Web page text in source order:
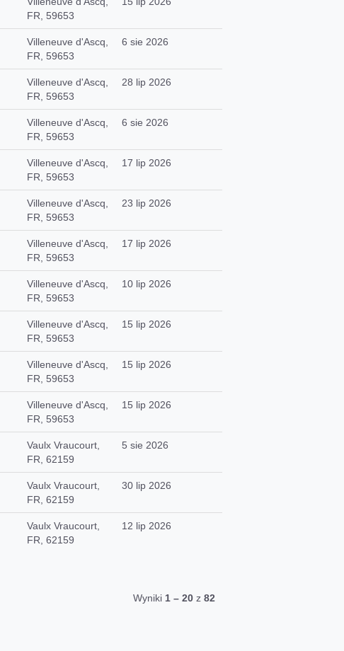
FR, 59653
Villeneuve d'Ascq,
FR, 59653
6 sie 2026
Villeneuve d'Ascq,
FR, 59653
28 lip 2026
Villeneuve d'Ascq,
FR, 59653
6 sie 2026
Villeneuve d'Ascq,
FR, 59653
17 lip 2026
Villeneuve d'Ascq,
FR, 59653
23 lip 2026
Villeneuve d'Ascq,
FR, 59653
17 lip 2026
Villeneuve d'Ascq,
FR, 59653
10 lip 2026
Villeneuve d'Ascq,
FR, 59653
15 lip 2026
Villeneuve d'Ascq,
FR, 59653
15 lip 2026
Villeneuve d'Ascq,
FR, 59653
15 lip 2026
Vaulx Vraucourt,
FR, 62159
5 sie 2026
Vaulx Vraucourt,
FR, 62159
30 lip 2026
Vaulx Vraucourt,
FR, 62159
12 lip 2026
Wyniki 1 – 20 z 82